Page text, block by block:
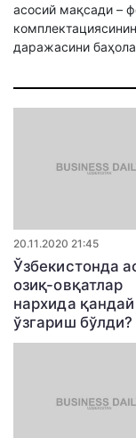
асосий мақсади –
даражасини
20.11.2020 21:45
Ўзбекистонда
озиқ-овқатлар
нархида қандай
ўзгариш бўлди?